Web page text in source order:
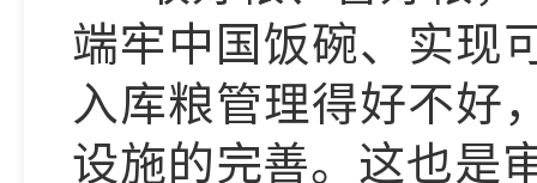
端牢中国饭碗、实现
入库粮管理得好不好
设施的完善。这也是